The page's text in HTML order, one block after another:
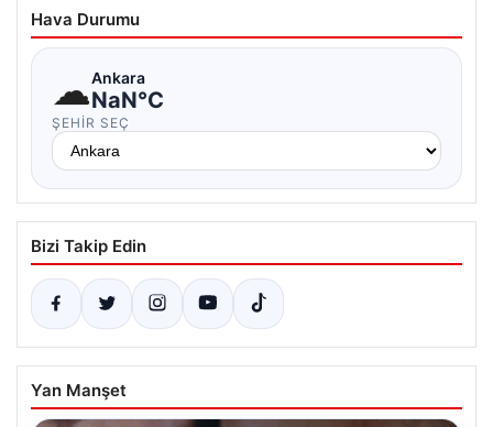
Hava Durumu
☁Ankara
NaN°C
ŞEHIR SEÇ
Bizi Takip Edin
Yan Manşet